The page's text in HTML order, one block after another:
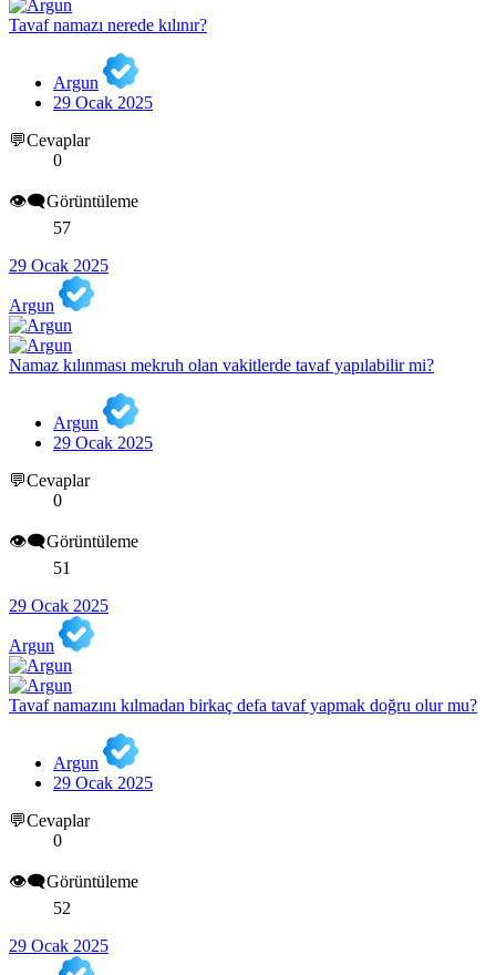
Tavaf namazı nerede kılınır?
Argun
29 Ocak 2025
💬Cevaplar
0
👁️‍🗨️Görüntüleme
57
29 Ocak 2025
Argun
Namaz kılınması mekruh olan vakitlerde tavaf yapılabilir mi?
Argun
29 Ocak 2025
💬Cevaplar
0
👁️‍🗨️Görüntüleme
51
29 Ocak 2025
Argun
Tavaf namazını kılmadan birkaç defa tavaf yapmak doğru olur mu?
Argun
29 Ocak 2025
💬Cevaplar
0
👁️‍🗨️Görüntüleme
52
29 Ocak 2025